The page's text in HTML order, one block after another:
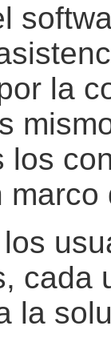
la
los
cada
la